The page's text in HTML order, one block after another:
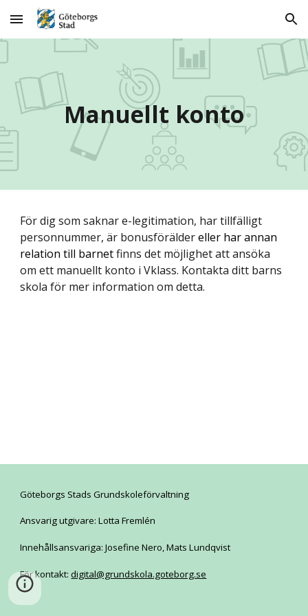
Skip to main content Skip to navigation
Manuellt konto
För dig som saknar e-legitimation, har tillfälligt
personnummer, är bonusföräldereller har annan
relation till barnetfinns det möjlighet att ansöka
om ett manuellt konto i Vklass. Kontakta ditt barns
skola för mer information om detta.
Göteborgs Stads Grundskoleförvaltning
Ansvarig utgivare: Lotta Fremlén
Innehållsansvariga: Josefine Nero, Mats Lundqvist
För kontakt:digital@grundskola.goteborg.se